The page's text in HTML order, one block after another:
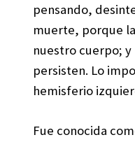
pensando,
muerte, porque
nuestro cuerpo;
persisten. Lo
hemisferio
Fue conocida